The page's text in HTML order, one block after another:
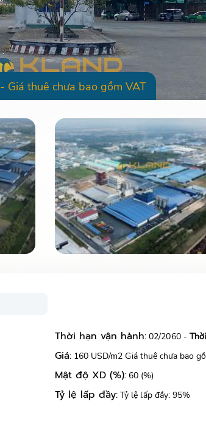
- Giá thuê chưa bao gồm VAT
Thời hạn vận hành: 02/2060 -
Giá: 160 USD/m2 Giá thuê chưa bao
Mật độ XD (%): 60 (%)
Tỷ lệ lấp đầy: Tỷ lệ lấp đầy: 95%